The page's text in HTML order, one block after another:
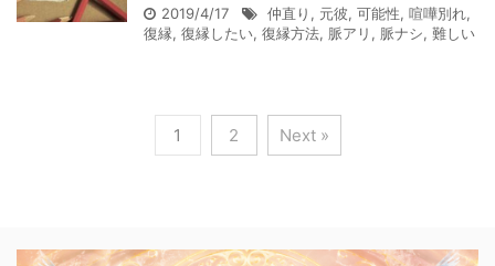
2019/4/17 仲直り , 元彼, 可能性, 喧嘩別れ,
復縁, 復縁したい, 復縁方法, 脈アリ , 脈ナシ, 難しい
1 2 Next »